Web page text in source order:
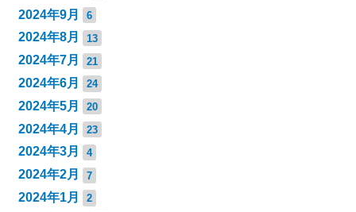
2024年9月 6
2024年8月 13
2024年7月 21
2024年6月 24
2024年5月 20
2024年4月 23
2024年3月 4
2024年2月 7
2024年1月 2